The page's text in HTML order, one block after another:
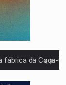
5 se tornam pesquisadores
fiéis sob pretexto de